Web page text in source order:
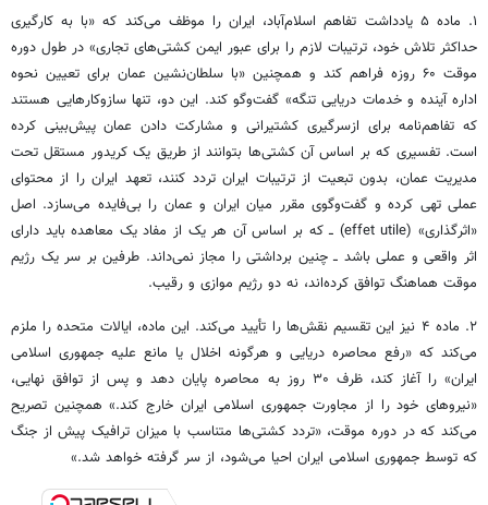
۱. ماده ۵ یادداشت تفاهم اسلام‌آباد، ایران را موظف می‌کند که «با به‌ کارگیری
حداکثر تلاش خود، ترتیبات لازم را برای عبور ایمن کشتی‌های تجاری» در طول دوره
موقت ۶۰ روزه فراهم کند و همچنین «با سلطان‌نشین عمان برای تعیین نحوه
اداره آینده و خدمات دریایی تنگه» گفت‌وگو کند. این دو، تنها سازوکارهایی هستند
که تفاهم‌نامه برای ازسرگیری کشتیرانی و مشارکت دادن عمان پیش‌بینی کرده
است. تفسیری که بر اساس آن کشتی‌ها بتوانند از طریق یک کریدور مستقل تحت
مدیریت عمان، بدون تبعیت از ترتیبات ایران تردد کنند، تعهد ایران را از محتوای
عملی تهی کرده و گفت‌وگوی مقرر میان ایران و عمان را بی‌فایده می‌سازد. اصل
«اثرگذاری» (effet utile) ــ که بر اساس آن هر یک از مفاد یک معاهده باید دارای
اثر واقعی و عملی باشد ــ چنین برداشتی را مجاز نمی‌داند. طرفین بر سر یک رژیم
موقت هماهنگ توافق کرده‌اند، نه دو رژیم موازی و رقیب.
۲. ماده ۴ نیز این تقسیم نقش‌ها را تأیید می‌کند. این ماده، ایالات متحده را ملزم
می‌کند که «رفع محاصره دریایی و هرگونه اخلال یا مانع علیه جمهوری اسلامی
ایران» را آغاز کند، ظرف ۳۰ روز به محاصره پایان دهد و پس از توافق نهایی،
«نیروهای خود را از مجاورت جمهوری اسلامی ایران خارج کند.» همچنین تصریح
می‌کند که در دوره موقت، «تردد کشتی‌ها متناسب با میزان ترافیک پیش از جنگ
که توسط جمهوری اسلامی ایران احیا می‌شود، از سر گرفته خواهد شد.»